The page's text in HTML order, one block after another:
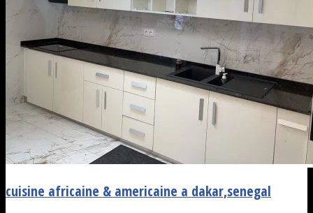
cuisine africaine & americaine a dakar,senegal